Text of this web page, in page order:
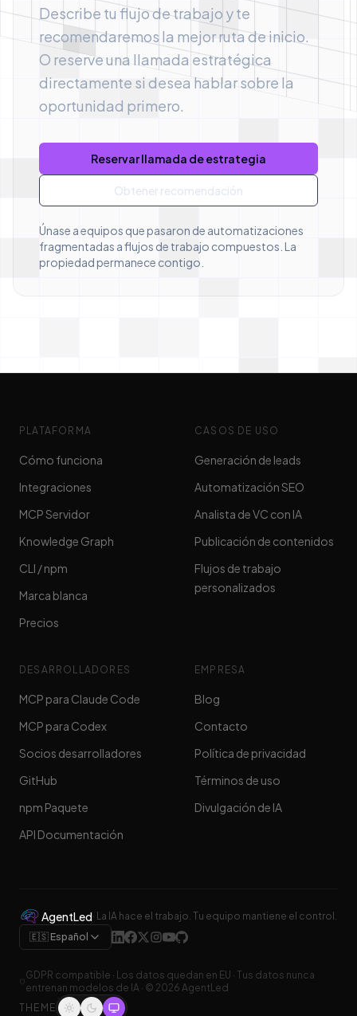
Describe tu flujo de trabajo y te
recomendaremos la mejor ruta de inicio.
O reserve una llamada estratégica
directamente si desea hablar sobre la
oportunidad primero.
Reservar llamada de estrategia
Obtener recomendación
Únase a equipos que pasaron de automatizaciones
fragmentadas a flujos de trabajo compuestos. La
propiedad permanece contigo.
PLATAFORMA
Cómo funciona
Integraciones
MCP Servidor
Knowledge Graph
CLI / npm
Marca blanca
Precios
CASOS DE USO
Generación de leads
Automatización SEO
Analista de VC con IA
Publicación de contenidos
Flujos de trabajo
personalizados
DESARROLLADORES
MCP para Claude Code
MCP para Codex
Socios desarrolladores
GitHub
npm Paquete
API Documentación
EMPRESA
Blog
Contacto
Política de privacidad
Términos de uso
Divulgación de IA
AgentLed· La IA hace el trabajo. Tu equipo mantiene el control.
🇪🇸 Español
GDPR compatible · Los datos quedan en EU · Tus datos nunca
entrenan modelos de IA · © 2026 AgentLed
THEME